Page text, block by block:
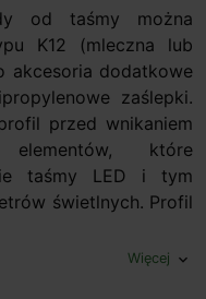
od taśmy można
K12 (mleczna lub
akcesoria dodatkowe
zaślepki.
przed wnikaniem
które
taśmy LED i tym
świetlnych. Profil
Więcej expand_more